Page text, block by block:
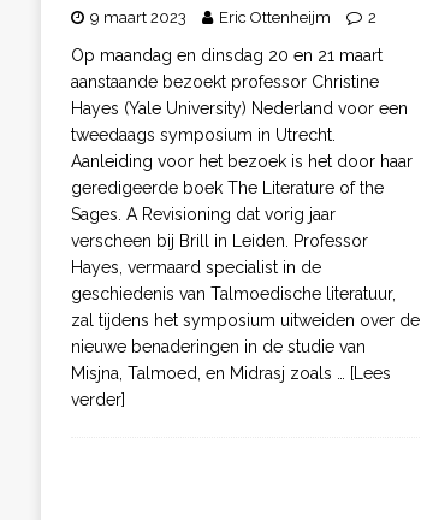
9 maart 2023 Eric Ottenheijm 2
Op maandag en dinsdag 20 en 21 maart
aanstaande bezoekt professor Christine
Hayes (Yale University) Nederland voor een
tweedaags symposium in Utrecht.
Aanleiding voor het bezoek is het door haar
geredigeerde boek The Literature of the
Sages. A Revisioning dat vorig jaar
verscheen bij Brill in Leiden. Professor
Hayes, vermaard specialist in de
geschiedenis van Talmoedische literatuur,
zal tijdens het symposium uitweiden over de
nieuwe benaderingen in de studie van
Misjna, Talmoed, en Midrasj zoals
… [Lees
verder]